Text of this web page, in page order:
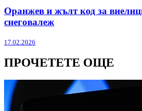
Оранжев и жълт код за
снеговалеж
17.02.2026
ПРОЧЕТЕТЕ ОЩЕ